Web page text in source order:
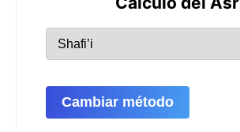
Cambiar método